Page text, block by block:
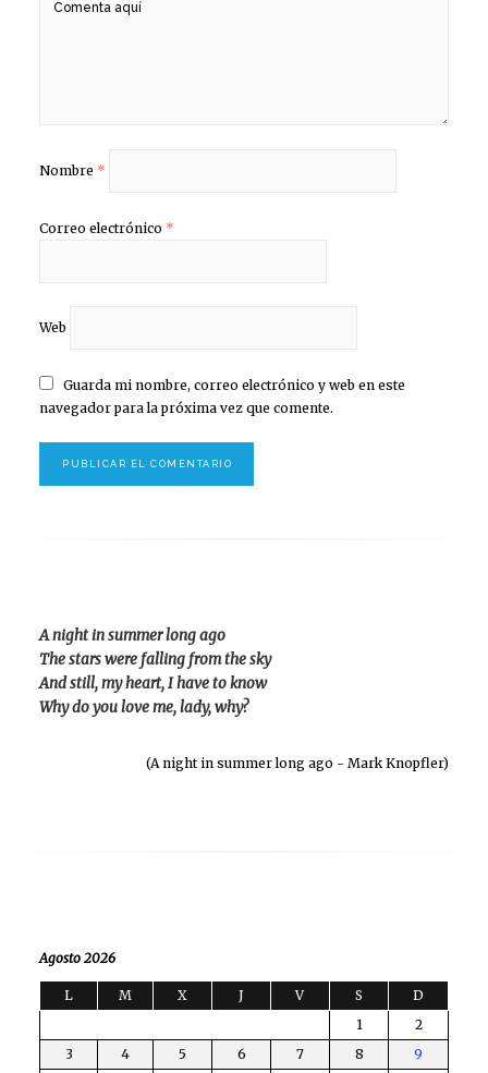
Nombre *
Correo electrónico *
Web
Guarda mi nombre, correo electrónico y web en este
navegador para la próxima vez que comente.
A night in summer long ago
The stars were falling from the sky
And still, my heart, I have to know
Why do you love me, lady, why?
(A night in summer long ago - Mark Knopfler)
Agosto 2026
L M X J V S
D
1
2
3
4 5 6 7 8
9